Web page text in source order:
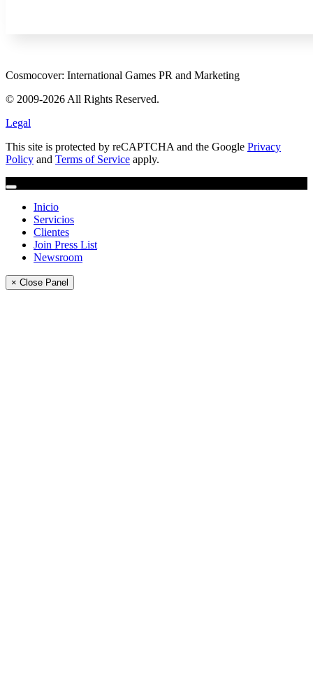
Cosmocover: International Games PR and Marketing
© 2009-2026 All Rights Reserved.
Legal
This site is protected by reCAPTCHA and the Google Privacy
Policy and Terms of Service apply.
Inicio
Servicios
Clientes
Join Press List
Newsroom
× Close Panel